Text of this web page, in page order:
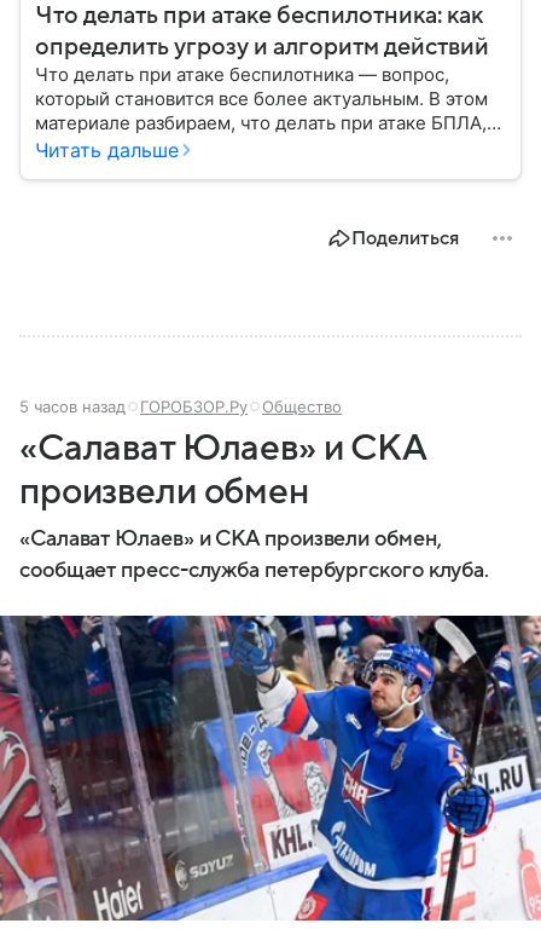
Что делать при атаке беспилотника: как
определить угрозу и алгоритм действий
Что делать при атаке беспилотника — вопрос,
который становится все более актуальным. В этом
материале разбираем, что делать при атаке БПЛА,
как распознать угрозу, какие действия предпринять
Читать дальше
Поделиться
5 часов назад ГОРОБЗОР.Ру Общество
«Салават Юлаев» и СКА
произвели обмен
«Салават Юлаев» и СКА произвели обмен,
сообщает пресс-служба петербургского клуба.